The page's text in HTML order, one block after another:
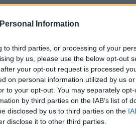
Information
to third parties, or processing of your
by us, please use the below opt-out
your opt-out request is processed
on personal information utilized by us
to your opt-out. You may separately
by third parties on the IAB’s list of
disclosed by us to third parties on the
disclose it to other third parties.
πήρε διπλό στο
με χατ τρικ του
ο Λουκάκου και έδωσε τη
χατ τρικ
στην
δείτε τα